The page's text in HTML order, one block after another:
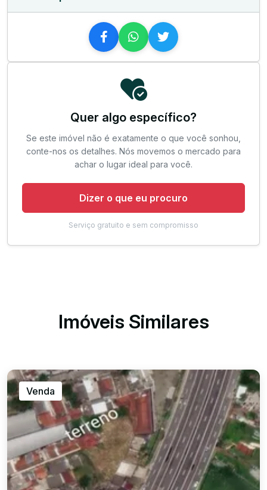
Quer algo específico?
Se este imóvel não é exatamente o que você sonhou,
conte-nos os detalhes. Nós movemos o mercado para
achar o lugar ideal para você.
Dizer o que eu procuro
Serviço gratuito e sem compromisso
Imóveis Similares
Venda